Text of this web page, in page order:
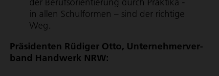
in allen Schulformen – sind der richtige
Weg.
Präsidenten Rüdiger Otto, Unter­neh­mer­ver­
band Handwerk NRW: